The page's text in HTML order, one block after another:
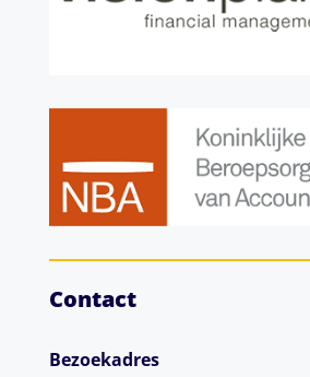
Contact
Bezoekadres